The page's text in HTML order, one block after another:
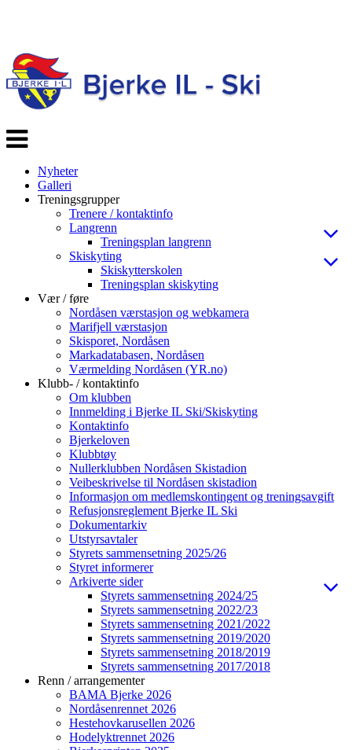
Veksle
navigasjon
Nyheter
Galleri
Treningsgrupper
Trenere / kontaktinfo
Langrenn
Treningsplan langrenn
Skiskyting
Skiskytterskolen
Treningsplan skiskyting
Vær / føre
Nordåsen værstasjon og webkamera
Marifjell værstasjon
Skisporet, Nordåsen
Markadatabasen, Nordåsen
Værmelding Nordåsen (YR.no)
Klubb- / kontaktinfo
Om klubben
Innmelding i Bjerke IL Ski/Skiskyting
Kontaktinfo
Bjerkeloven
Klubbtøy
Nullerklubben Nordåsen Skistadion
Veibeskrivelse til Nordåsen skistadion
Informasjon om medlemskontingent og treningsavgift
Refusjonsreglement Bjerke IL Ski
Dokumentarkiv
Utstyrsavtaler
Styrets sammensetning 2025/26
Styret informerer
Arkiverte sider
Styrets sammensetning 2024/25
Styrets sammensetning 2022/23
Styrets sammensetning 2021/2022
Styrets sammensetning 2019/2020
Styrets sammensetning 2018/2019
Styrets sammensetning 2017/2018
Renn / arrangementer
BAMA Bjerke 2026
Nordåsenrennet 2026
Hestehovkarusellen 2026
Hodelyktrennet 2026